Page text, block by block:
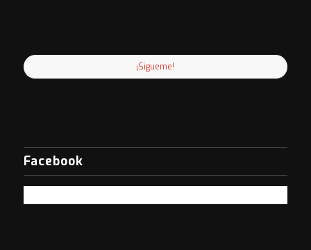
¡Sigueme!
Facebook